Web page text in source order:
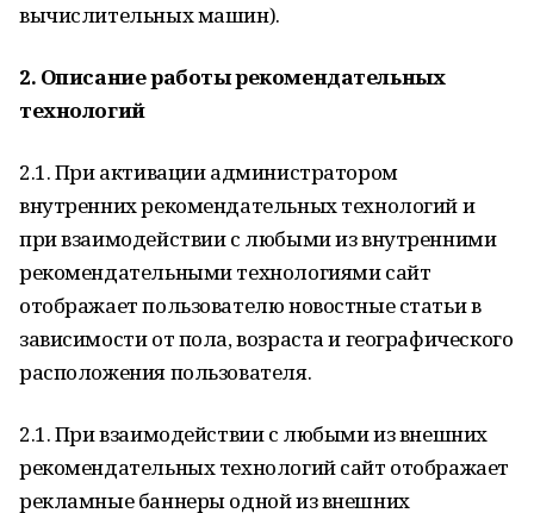
вычислительных машин).
2. Описание работы рекомендательных
технологий
2.1. При активации администратором
внутренних рекомендательных технологий и
при взаимодействии с любыми из внутренними
рекомендательными технологиями сайт
отображает пользователю новостные статьи в
зависимости от пола, возраста и географического
расположения пользователя.
2.1. При взаимодействии с любыми из внешних
рекомендательных технологий сайт отображает
рекламные баннеры одной из внешних